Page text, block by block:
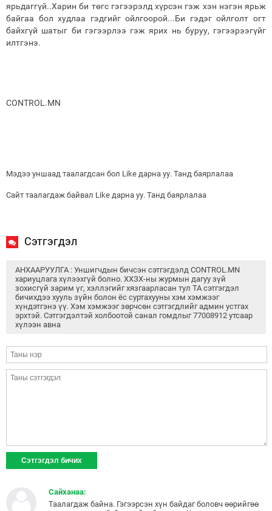
ярьдаггүй..Харин би төгс гэгээрэлд хүрсэн гэж хэн нэгэн ярьж
байгаа бол худлаа гэдгийг ойлгоорой...Би гэдэг ойлголт огт
байхгүй шатыг би гэгээрлээ гэж ярих нь буруу, гэгээрээгүйг
илтгэнэ.
CONTROL.MN
Мэдээ уншаад таалагдсан бол Like дарна уу. Танд баярлалаа
Сайт таалагдаж байвал Like дарна уу. Танд баярлалаа
Сэтгэгдэл
АНХААРУУЛГА : Уншигчдын бичсэн сэтгэгдэлд CONTROL.MN
хариуцлага хүлээхгүй болно. ХХЗХ-ны журмын дагуу зүй
зохисгүй зарим үг, хэллэгийг хязгаарласан тул ТА сэтгэгдэл
бичихдээ хууль зүйн болон ёс суртахууны хэм хэмжээг
хүндэтгэнэ үү. Хэм хэмжээг зөрчсөн сэтгэгдлийг админ устгах
эрхтэй. Сэтгэгдэлтэй холбоотой санал гомдлыг 77008912 утсаар
хүлээн авна
Сайханаа:
Таалагдаж байна. Гэгээрсэн хүн байдаг боловч өөрийгөө